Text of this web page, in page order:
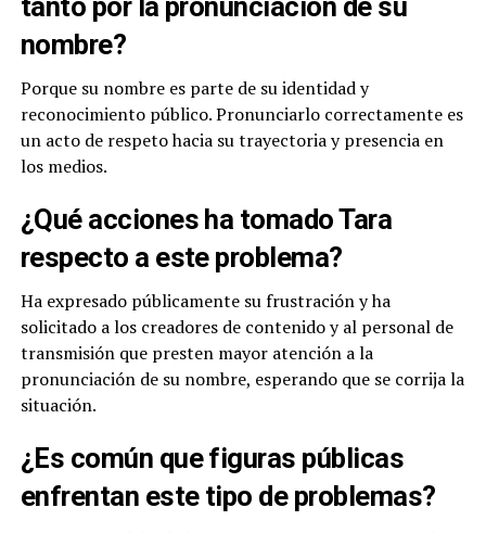
tanto por la pronunciación de su
nombre?
Porque su nombre es parte de su identidad y
reconocimiento público. Pronunciarlo correctamente es
un acto de respeto hacia su trayectoria y presencia en
los medios.
¿Qué acciones ha tomado Tara
respecto a este problema?
Ha expresado públicamente su frustración y ha
solicitado a los creadores de contenido y al personal de
transmisión que presten mayor atención a la
pronunciación de su nombre, esperando que se corrija la
situación.
¿Es común que figuras públicas
enfrentan este tipo de problemas?